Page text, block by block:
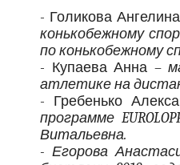
- Голикова
конькобежному
по конькобежному
- Купаева Анна –
атлетике на
- Гребенько
программе
Витальевна.
- Егорова